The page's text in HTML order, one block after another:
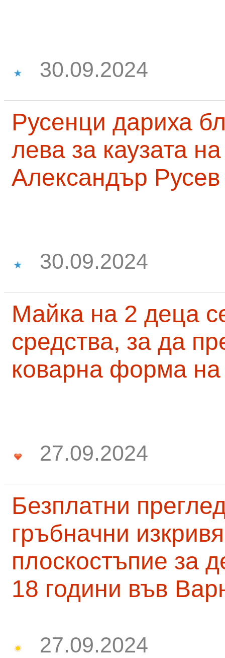
30.09.2024
Русенци дариха
лева за каузата
Александър Русев
30.09.2024
Майка на 2 деца
средства, за да
коварна форма на
27.09.2024
Безплатни
гръбначни
плоскостъпие за
18 години във
27.09.2024